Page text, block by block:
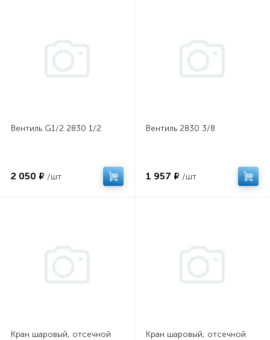
Вентиль G1/2 2830 1/2
2 050 ₽ /шт
Вентиль 2830 3/8
1 957 ₽ /шт
Кран шаровый, отсечной
Кран шаровый, отсечной